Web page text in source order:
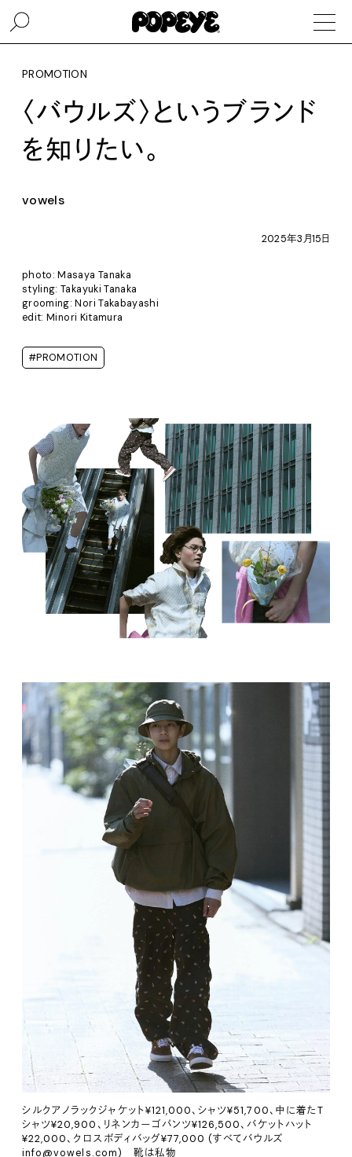
PROMOTION
〈バウルズ〉というブランド
を知りたい。
vowels
2025年3月15日
photo: Masaya Tanaka
styling: Takayuki Tanaka
grooming: Nori Takabayashi
edit: Minori Kitamura
#PROMOTION
シルクアノラックジャケット¥121,000、シャツ¥51,700、中に着たT
シャツ¥20,900、リネンカーゴパンツ¥126,500、バケットハット
¥22,000、クロスボディバッグ¥77,000 (すべてバウルズ
info@vowels.com) 靴は私物